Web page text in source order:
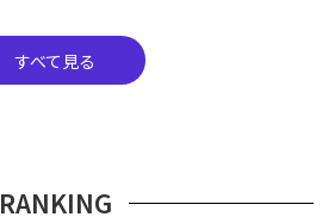
すべて見る
RANKING